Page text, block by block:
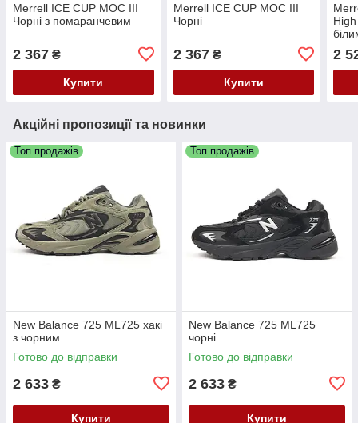
Merrell ICE CUP MOC ІІІ
Чорні з помаранчевим
2 367 ₴
Купити
Merrell ICE CUP MOC ІІІ
Чорні
2 367₴
Купити
High
2
Акційні пропозиції та новинки
Топ продажів
New Balance 725 ML725 хакі
з чорним
Готово до відправки
2 633 ₴
Купити
Топ продажів
New Balance 725 ML725
чорні
Готово до відправки
2 633 ₴
Купити